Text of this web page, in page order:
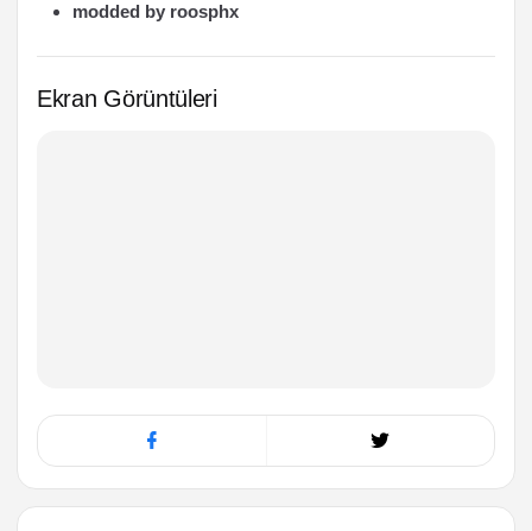
modded by roosphx
Ekran Görüntüleri